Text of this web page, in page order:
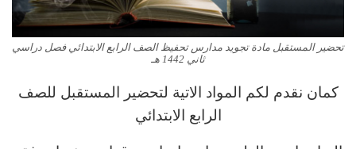
تحضير المستقبل مادة تجويد مدارس تحفيظ الصف الرابع الابتدائي فصل دراسي
ثاني 1442 هـ
كمان نقدم لكم المواد الاتية لتحضير المستقبل للصف
الرابع الابتدائي